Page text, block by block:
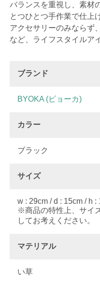
バランスを重視し、素材
とつひとつ手作業で仕上
アクセサリーのみならず
など、ライフスタイルア
ブランド
BYOKA (ビョーカ)
カラー
ブラック
サイズ
w : 29cm / d : 15cm / h :
※商品の特性上、サイ
してお考えください。
マテリアル
い草